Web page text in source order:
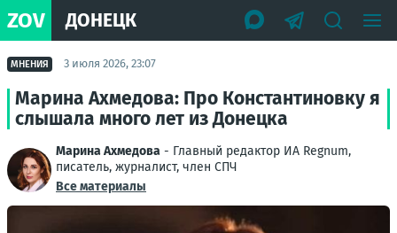
ZOV ДОНЕЦК
МНЕНИЯ 3 июля 2026, 23:07
Марина Ахмедова: Про Константиновку я
слышала много лет из Донецка
Марина Ахмедова - Главный редактор ИА Regnum,
писатель, журналист, член СПЧ
Все материалы